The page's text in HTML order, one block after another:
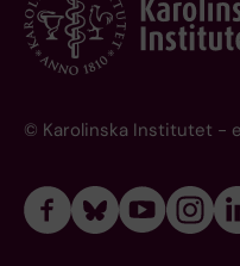
© Karolinska Institutet -